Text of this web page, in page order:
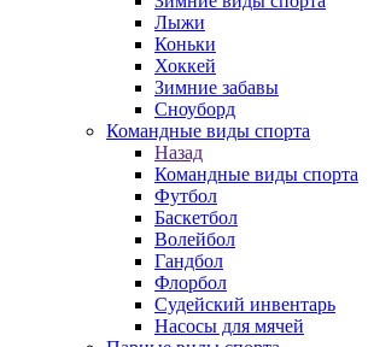
Лыжи
Коньки
Хоккей
Зимние забавы
Сноуборд
Командные виды спорта
Назад
Командные виды спорта
Футбол
Баскетбол
Волейбол
Гандбол
Флорбол
Судейский инвентарь
Насосы для мячей